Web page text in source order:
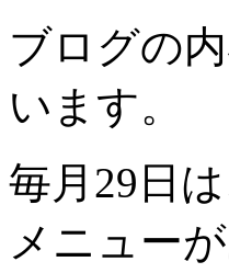
ブログの
います。
毎月29日
メニュー